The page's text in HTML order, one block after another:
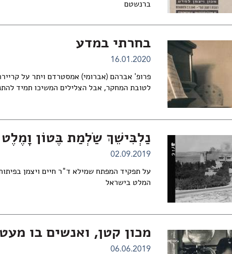
ברנשטם
בחרתי במדע
16.01.2020
פרופ' אברהם (אברומי) אמסטרדם ויתר על
לטובת המחקר, אבל הצלילים המשיכו תמיד
נַלְבִּישֵׁךְ שַׂלְמַת בֶּטוֹן וָמֶלֶט
02.09.2019
על תפקיד המפתח שמילא ד"ר חיים ויצמן
המלט בישראל
מכון קטן, ואנשים בו מעט
06.06.2019